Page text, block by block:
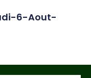
6-Aout-